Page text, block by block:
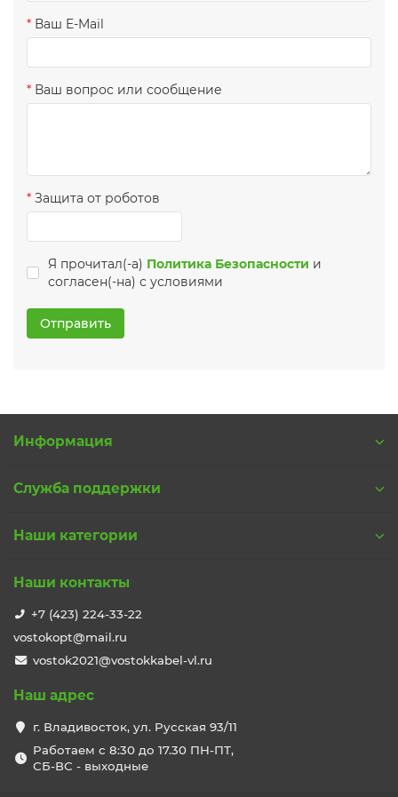
Ваш E-Mail
Ваш вопрос или сообщение
Защита от роботов
Я прочитал(-а) Политика Безопасности и
согласен(-на) с условиями
Отправить
Информация
Служба поддержки
Наши категории
Наши контакты
+7 (423) 224-33-22
vostokopt@mail.ru
vostok2021@vostokkabel-vl.ru
Наш адрес
г. Владивосток, ул. Русская 93/11
Работаем с 8:30 до 17.30 ПН-ПТ,
СБ-ВС - выходные